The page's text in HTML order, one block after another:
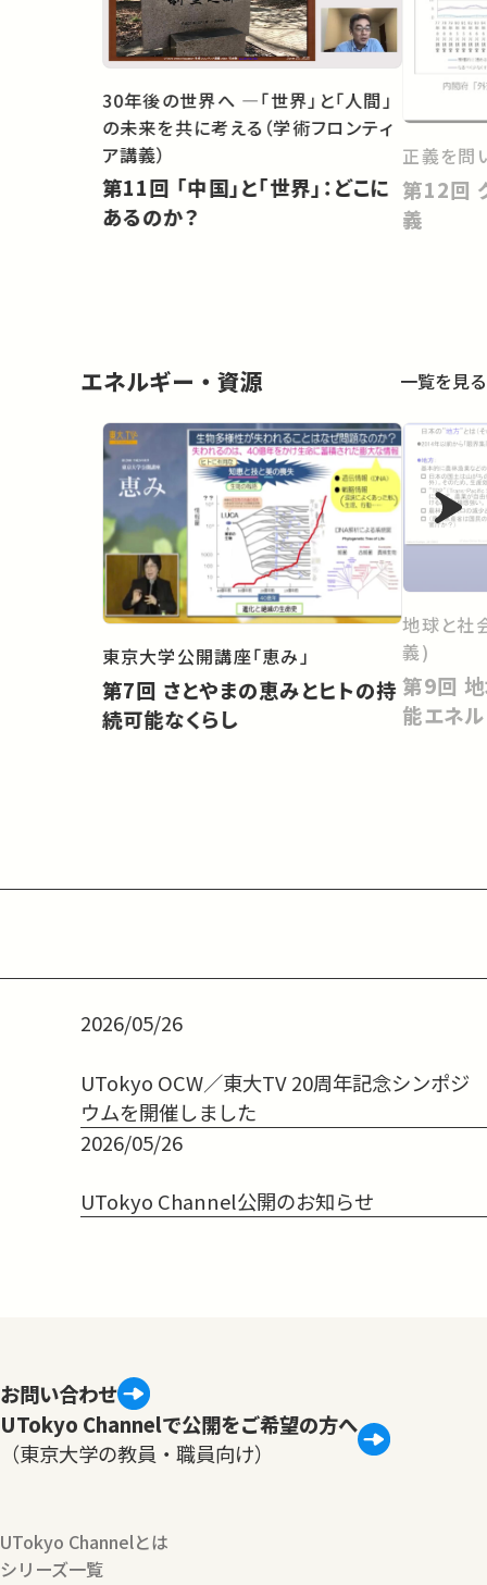
30年後の世界へ ―「世界」と「人間」
の未来を共に考える（学術フロンティ
ア講義）
第11回 「中国」と「世界」：どこに
あるのか？
正義を問
第12回 グローバルな分配的正
義
エネルギー・資源 一覧を見る
東京大学公開講座「恵み」
第7回 さとやまの恵みとヒトの持
続可能なくらし
地球と社
義)
第9回 地域再生における再生可
能エネ
2026/05/26
UTokyo OCW／東大TV 20周年記念シンポジ
ウムを開催しました
2026/05/26
UTokyo Channel公開のお知らせ
お問い合わせ
UTokyo Channelで公開をご希望の方へ
（東京大学の教員・職員向け）
UTokyo Channelとは
シリーズ一覧